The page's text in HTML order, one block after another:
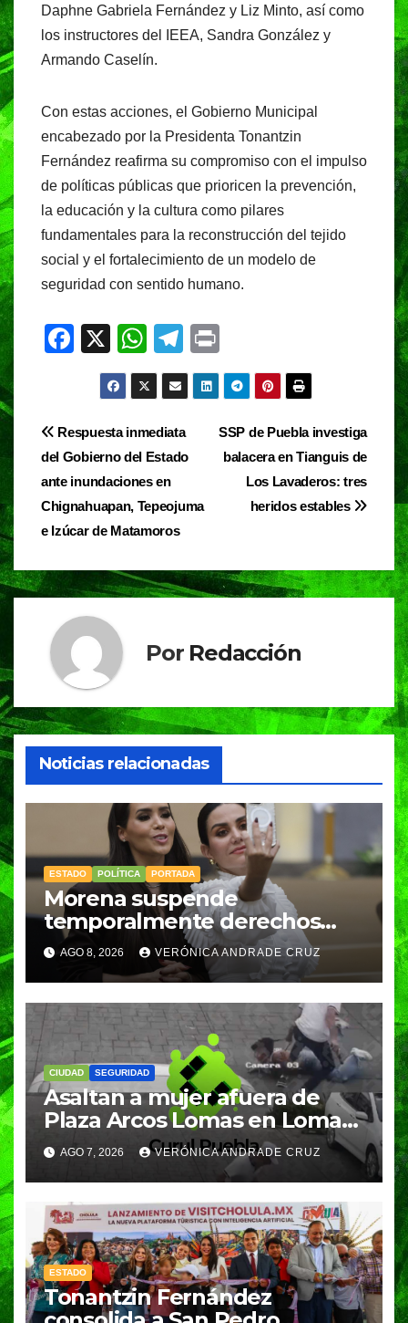
Daphne Gabriela Fernández y Liz Minto, así como
los instructores del IEEA, Sandra González y
Armando Caselín.
Con estas acciones, el Gobierno Municipal
encabezado por la Presidenta Tonantzin
Fernández reafirma su compromiso con el impulso
de políticas públicas que prioricen la prevención,
la educación y la cultura como pilares
fundamentales para la reconstrucción del tejido
social y el fortalecimiento de un modelo de
seguridad con sentido humano.
F
e
b
o
o
k
X
W
h
at
s
A
p
p
T
el
e
gr
a
in
t
Navegación
de
entradas
SSP de Puebla investiga
balacera en Tianguis de
Los Lavaderos: tres
heridos estables
Respuesta inmediata
del Gobierno del Estado
ante inundaciones en
Chignahuapan, Tepeojuma
e Izúcar de Matamoros
Por Redacción
Noticias relacionadas
ESTADO POLÍTICA PORTADA
Morena suspende
temporalmente derechos
partidarios de Nayeli Salvatori
y Graciela Palomares
AGO 8, 2026 VERÓNICA ANDRADE CRUZ
CIUDAD SEGURIDAD
Asaltan a mujer afuera de
Plaza Arcos Lomas en Lomas
de Angelópolis; delincuentes
huyeron en auto
AGO 7, 2026 VERÓNICA ANDRADE CRUZ
ESTADO
Tonantzin Fernández